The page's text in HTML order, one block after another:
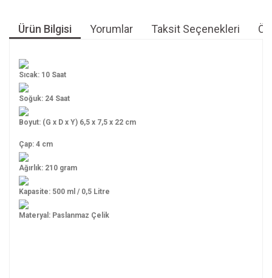
Ürün Bilgisi Yorumlar Taksit Seçenekleri
Sıcak: 10 Saat
Soğuk: 24 Saat
Boyut: (G x D x Y) 6,5 x 7,5 x 22 cm
Çap: 4 cm
Ağırlık: 210 gram
Kapasite: 500 ml / 0,5 Litre
Materyal: Paslanmaz Çelik